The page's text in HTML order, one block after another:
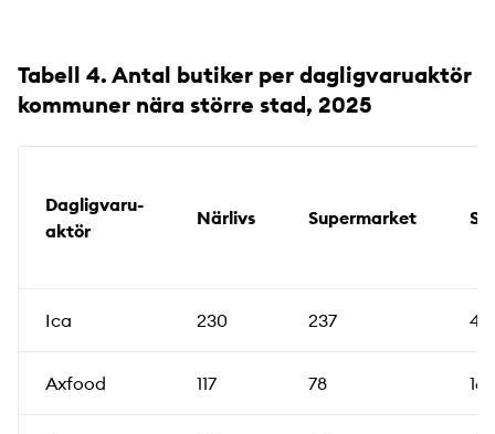
Tabell 4. Antal butiker per dagligvaruaktör
kommuner nära större stad, 2025
Dagligvaru­
aktör
Närlivs Supermarket
Ica 230 237 42
Axfood 117 78 16